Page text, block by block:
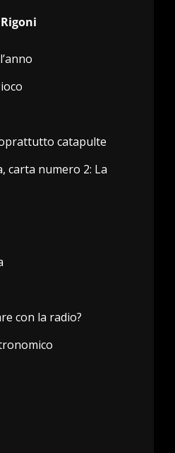
catapulte
carta numero 2: La
con la radio?